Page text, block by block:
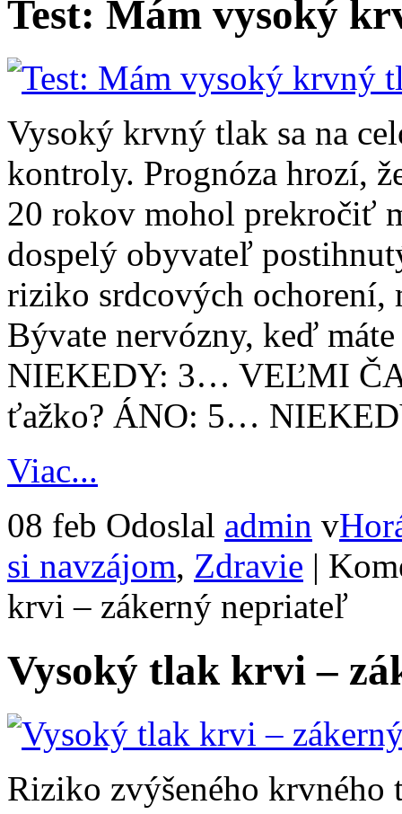
Test: Mám vysoký
Vysoký krvný tlak sa na
kontroly. Prognóza hrozí,
20 rokov mohol prekročiť
dospelý obyvateľ
riziko srdcových ochorení,
Bývate nervózny, keď
NIEKEDY: 3… VEĽMI
ťažko? ÁNO: 5…
Viac...
08 feb Odoslal admin v
si navzájom, Zdravie |
krvi – zákerný nepriateľ
Vysoký tlak krvi –
Riziko zvýšeného krvného